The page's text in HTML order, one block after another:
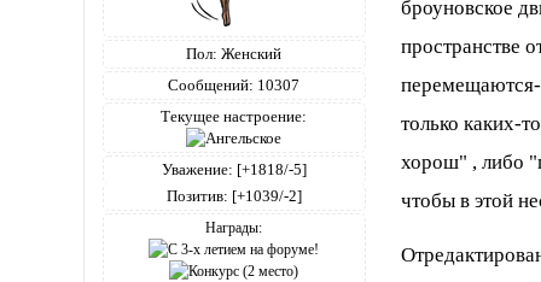
Пол: Женский
Сообщений: 10307
Текущее настроение:
Уважение: [+1818/-5]
Позитив: [+1039/-2]
Награды:
броуновское
пространстве
перемещаются-
только каких-
хорош" , либо
чтобы в этой